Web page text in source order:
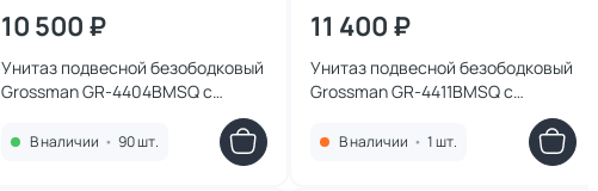
10 500 ₽
Унитаз подвесной безободковый
Grossman GR-4404BMSQ с
микролифтом, черный матовый
В наличии • 90 шт.
11 400 ₽
Унитаз подвесной безободковый
Grossman GR-4411BMSQ с
микролифтом, черный матовый
В наличии • 1 шт.